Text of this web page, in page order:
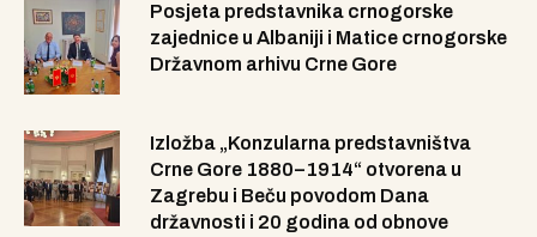
Posjeta predstavnika crnogorske
zajednice u Albaniji i Matice crnogorske
Državnom arhivu Crne Gore
Izložba „Konzularna predstavništva
Crne Gore 1880–1914“ otvorena u
Zagrebu i Beču povodom Dana
državnosti i 20 godina od obnove